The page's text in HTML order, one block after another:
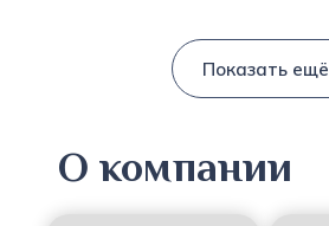
Показать ещё
О компании